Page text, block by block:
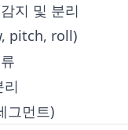
지 및 분리
pitch, roll)
리
그먼트)